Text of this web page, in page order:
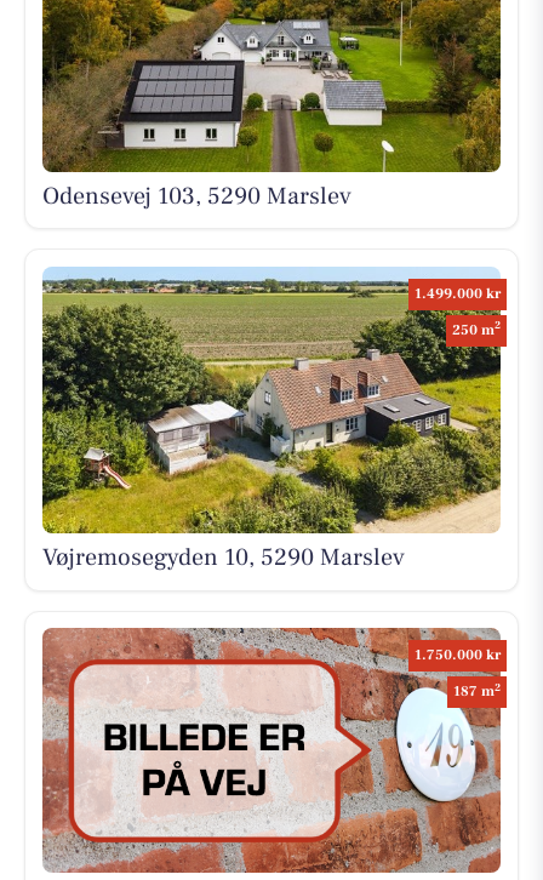
Odensevej 103, 5290 Marslev
1.499.000 kr
250 m2
Vøjremosegyden 10, 5290 Marslev
1.750.000 kr
187 m2